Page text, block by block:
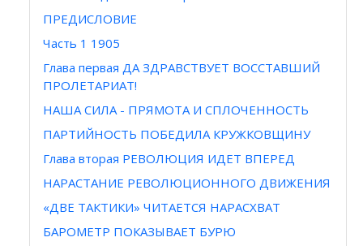
ПРЕДИСЛОВИЕ
Часть 1 1905
Глава первая ДА ЗДРАВСТВУЕТ ВОССТАВШИЙ
ПРОЛЕТАРИАТ!
НАША СИЛА - ПРЯМОТА И СПЛОЧЕННОСТЬ
ПАРТИЙНОСТЬ ПОБЕДИЛА КРУЖКОВЩИНУ
Глава вторая РЕВОЛЮЦИЯ ИДЕТ ВПЕРЕД
НАРАСТАНИЕ РЕВОЛЮЦИОННОГО ДВИЖЕНИЯ
«ДВЕ ТАКТИКИ» ЧИТАЕТСЯ НАРАСХВАТ
БАРОМЕТР ПОКАЗЫВАЕТ БУРЮ